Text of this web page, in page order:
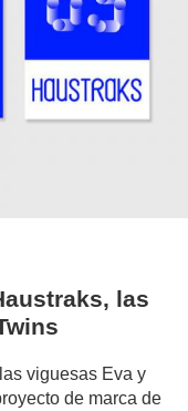
las
viguesas Eva y
de marca de